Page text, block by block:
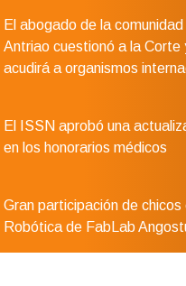
El abogado de la comunidad
Antriao cuestionó a la Corte
acudirá a organismos
El ISSN aprobó una
en los honorarios médicos
Gran participación de chicos
Robótica de FabLab